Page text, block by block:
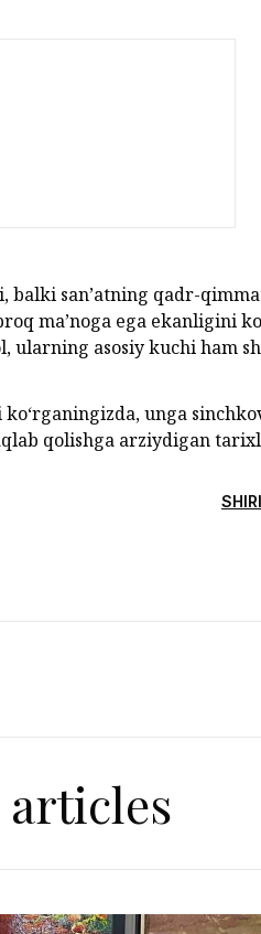
san’atning qadr-
ma’noga ega ekanligini
asosiy kuchi ham
unga
qolishga arziydigan
articles